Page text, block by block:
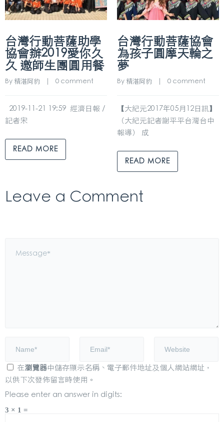
台灣行動菩薩助學
協會辦2019愛你久
久 邀師生團圓用餐
By 精湛阿豹 0 comment
2019-11-21 19:59 經濟日報 /
記者宋
READ MORE
台灣行動菩薩協會
為孩子圓摩天輪之
夢
By 精湛阿豹 0 comment
【大紀元2017年05月12日訊】
（大紀元記者謝平平台灣台中
報導） 成
READ MORE
Leave a Comment
在瀏覽器中儲存顯示名稱、電子郵件地址及個人網站網址，
以供下次發佈留言時使用。
Please enter an answer in digits:
3 × 1 =